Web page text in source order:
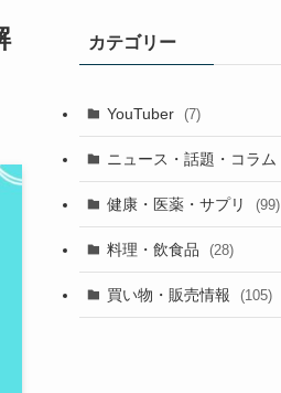
カテゴリー
YouTuber (7)
ニュース・話題・コラム
健康・医薬・サプリ (99)
料理・飲食品 (28)
買い物・販売情報 (105)